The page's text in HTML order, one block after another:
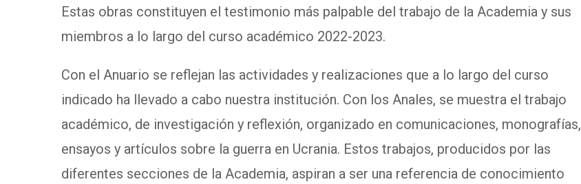
Estas obras constituyen el testimonio más palpable del trabajo de la Academia y sus
miembros a lo largo del curso académico 2022-2023.
Con el Anuario se reflejan las actividades y realizaciones que a lo largo del curso
indicado ha llevado a cabo nuestra institución. Con los Anales, se muestra el trabajo
académico, de investigación y reflexión, organizado en comunicaciones, monografías,
ensayos y artículos sobre la guerra en Ucrania. Estos trabajos, producidos por las
diferentes secciones de la Academia, aspiran a ser una referencia de conocimiento